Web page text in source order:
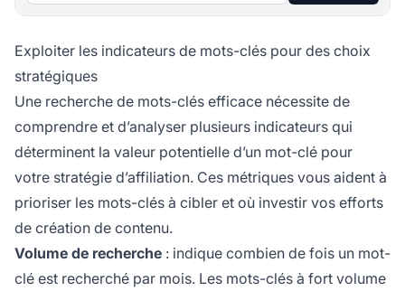
Exploiter les indicateurs de mots-clés pour des choix
stratégiques
Une recherche de mots-clés efficace nécessite de
comprendre et d’analyser plusieurs indicateurs qui
déterminent la valeur potentielle d’un mot-clé pour
votre stratégie d’affiliation. Ces métriques vous aident à
prioriser les mots-clés à cibler et où investir vos efforts
de création de contenu.
Volume de recherche : indique combien de fois un mot-
clé est recherché par mois. Les mots-clés à fort volume